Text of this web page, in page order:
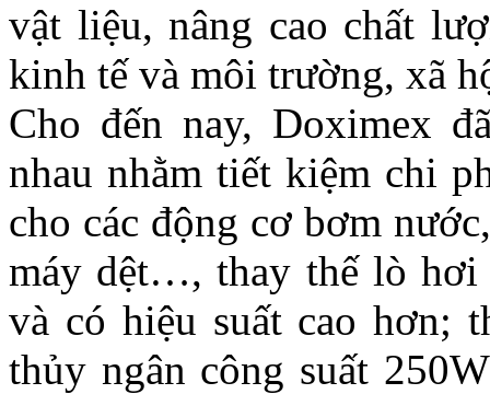
vật liệu, nâng cao chất
kinh tế và môi trường, xã
Cho đến nay, Doximex
nhau nhằm tiết kiệm chi
cho các động cơ bơm
máy dệt…, thay thế lò
và có hiệu suất cao hơn;
thủy ngân công suất